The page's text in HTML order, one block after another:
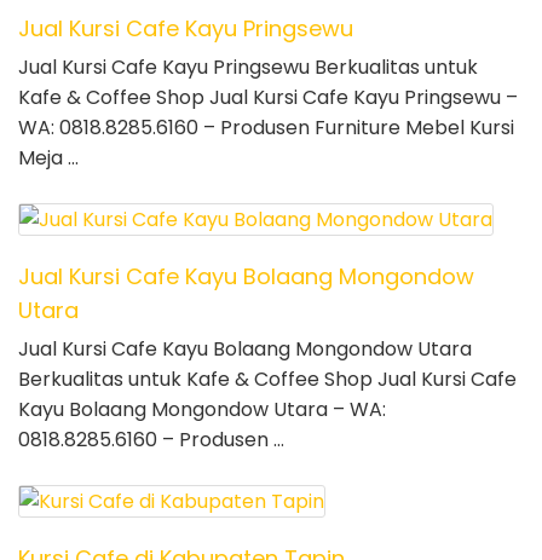
Jual Kursi Cafe Kayu Pringsewu
Jual Kursi Cafe Kayu Pringsewu Berkualitas untuk
Kafe & Coffee Shop Jual Kursi Cafe Kayu Pringsewu –
WA: 0818.8285.6160 – Produsen Furniture Mebel Kursi
Meja …
Jual Kursi Cafe Kayu Bolaang Mongondow
Utara
Jual Kursi Cafe Kayu Bolaang Mongondow Utara
Berkualitas untuk Kafe & Coffee Shop Jual Kursi Cafe
Kayu Bolaang Mongondow Utara – WA:
0818.8285.6160 – Produsen …